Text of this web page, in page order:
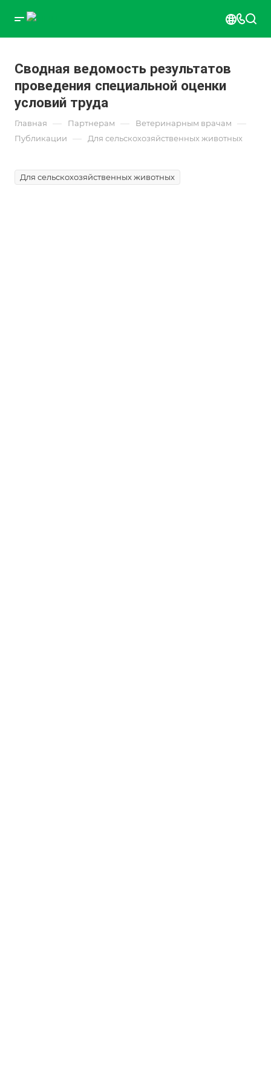
Сводная ведомость результатов
проведения специальной оценки
условий труда
Главная — Партнерам — Ветеринарным врачам —
Публикации — Для сельскохозяйственных животных
Для сельскохозяйственных животных